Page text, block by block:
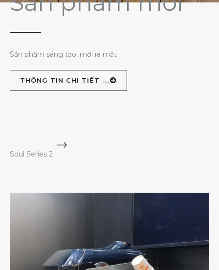
Sản phẩm sáng tạo, mới ra mắt
THÔNG TIN CHI TIẾT ....
Soul Series 2